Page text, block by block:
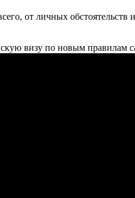
от личных
визу по новым правилам